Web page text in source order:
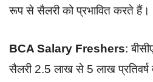
रूप से सैलरी को प्रभावित करते हैं।
BCA Salary Freshers:
सैलरी 2.5 लाख से 5 लाख